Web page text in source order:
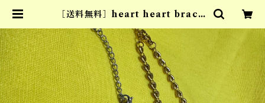
［送料無料］heart heart bracel